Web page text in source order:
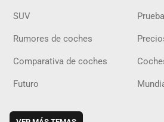
SUV
Rumores de coches
Comparativa de coches
Futuro